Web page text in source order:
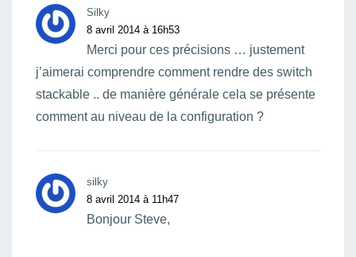
Silky
8 avril 2014 à 16h53
Merci pour ces précisions … justement
j’aimerai comprendre comment rendre des switch
stackable .. de manière générale cela se présente
comment au niveau de la configuration ?
silky
8 avril 2014 à 11h47
Bonjour Steve,